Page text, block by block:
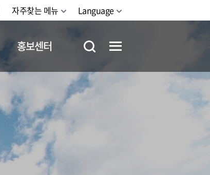
자주찾는 메뉴 Language
홍보센터